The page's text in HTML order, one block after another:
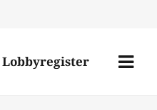
Lobbyregister
Menü